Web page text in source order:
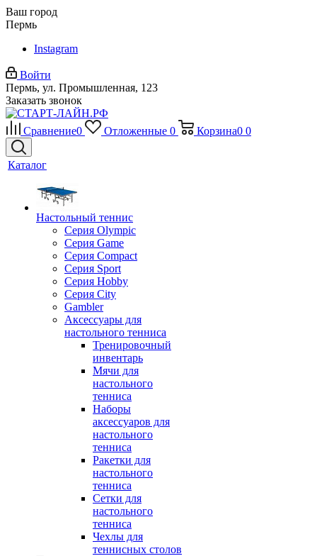
Ваш город
Пермь
Instagram
Войти
Пермь, ул. Промышленная, 123
Заказать звонок
Сравнение0 Отложенные 0 Корзина0 0
Каталог
Настольный теннис
Серия Olympic
Серия Game
Серия Compact
Серия Sport
Серия Hobby
Серия City
Gambler
Аксессуары для
настольного тенниса
Тренировочный
инвентарь
Мячи для
настольного
тенниса
Наборы
аксессуаров для
настольного
тенниса
Ракетки для
настольного
тенниса
Сетки для
настольного
тенниса
Чехлы для
теннисных столов